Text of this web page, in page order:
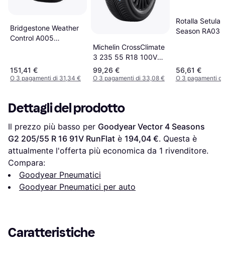
Bridgestone Weather
Control A005
RunFlat
151,41 €
O 3 pagamenti di 31,34 €
Michelin CrossClimate
3 235 55 R18 100V
Auto Pneumatici
99,26 €
O 3 pagamenti di 33,08 €
Rotalla Setula
Season RA03
56,61 €
O 3 pagamenti di
Dettagli del prodotto
Il prezzo più basso per Goodyear Vector 4 Seasons
G2 205/55 R 16 91V RunFlat è 194,04 €. Questa è
attualmente l'offerta più economica da 1 rivenditore.
Compara:
Goodyear Pneumatici
Goodyear Pneumatici per auto
Caratteristiche